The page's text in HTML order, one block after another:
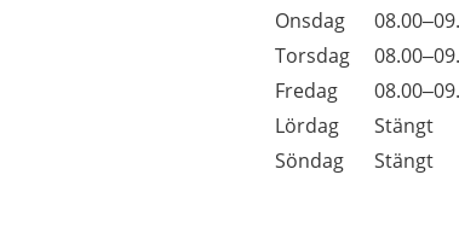
Onsdag
Torsdag
Fredag
Lördag
Stängt
Söndag
Stängt